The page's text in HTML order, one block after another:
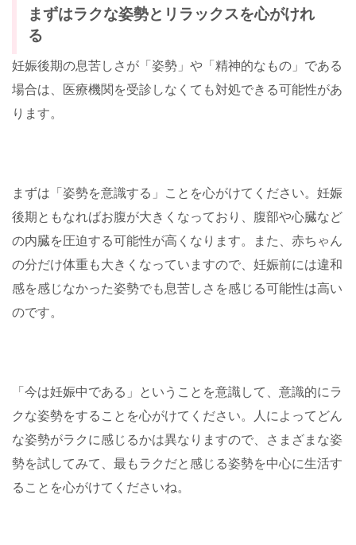
まずはラクな姿勢とリラックスを心がけれ
る
妊娠後期の息苦しさが「姿勢」や「精神的なもの」である
場合は、医療機関を受診しなくても対処できる可能性があ
ります。
まずは「姿勢を意識する」ことを心がけてください。妊娠
後期ともなればお腹が大きくなっており、腹部や心臓など
の内臓を圧迫する可能性が高くなります。また、赤ちゃん
の分だけ体重も大きくなっていますので、妊娠前には違和
感を感じなかった姿勢でも息苦しさを感じる可能性は高い
のです。
「今は妊娠中である」ということを意識して、意識的にラ
クな姿勢をすることを心がけてください。人によってどん
な姿勢がラクに感じるかは異なりますので、さまざまな姿
勢を試してみて、最もラクだと感じる姿勢を中心に生活す
ることを心がけてくださいね。